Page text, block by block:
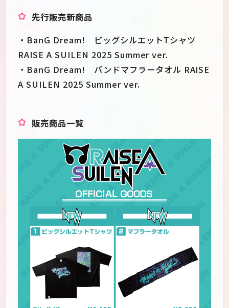
先行販売新商品
・BanG Dream! ビッグシルエットTシャツ
RAISE A SUILEN 2025 Summer ver.
・BanG Dream! バンドマフラータオル RAISE
A SUILEN 2025 Summer ver.
販売商品一覧